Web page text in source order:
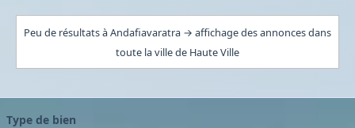
Peu de résultats à Andafiavaratra → affichage des annonces dans
toute la ville de Haute Ville
Type de bien